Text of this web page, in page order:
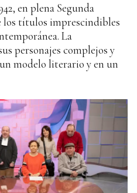
en plena Segunda
los títulos imprescindibles
La
personajes complejos y
modelo literario y en un